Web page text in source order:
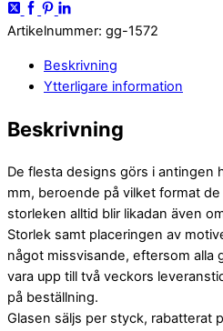
Artikelnummer: gg-1572
Beskrivning
Ytterligare information
Beskrivning
De flesta designs görs i antingen
mm, beroende på vilket format
storleken alltid blir likadan även
Storlek samt placeringen av
något missvisande, eftersom alla
vara upp till två veckors
på beställning.
Glasen säljs per styck, rabatterat